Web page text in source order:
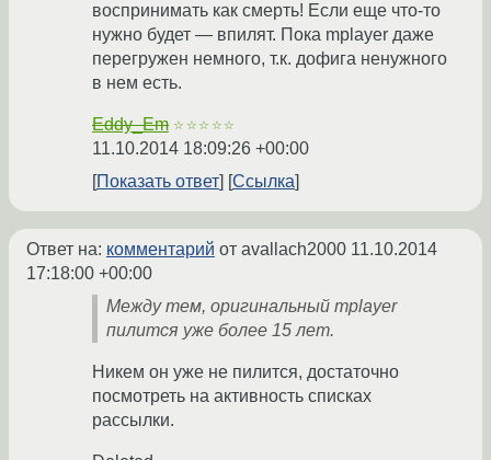
воспринимать как смерть! Если еще что-то
нужно будет — впилят. Пока mplayer даже
перегружен немного, т.к. дофига ненужного
в нем есть.
Eddy_Em ☆☆☆☆☆
11.10.2014 18:09:26 +00:00
Показать ответ
Ссылка
Ответ на: комментарий от avallach2000 11.10.2014
17:18:00 +00:00
Между тем, оригинальный mplayer
пилится уже более 15 лет.
Никем он уже не пилится, достаточно
посмотреть на активность списках
рассылки.